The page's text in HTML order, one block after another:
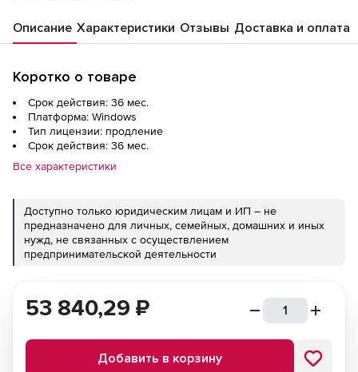
Описание Характеристики Отзывы Доставка и оплата
Коротко о товаре
Срок действия: 36 мес.
Платформа: Windows
Тип лицензии: продление
Срок действия: 36 мес.
Все характеристики
Доступно только юридическим лицам и ИП – не
предназначено для личных, семейных, домашних и иных
нужд, не связанных с осуществлением
предпринимательской деятельности
53 840,29 ₽
Добавить в корзину